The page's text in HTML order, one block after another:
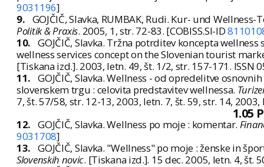
9031196]
9. GOJČIČ, Slavka, RUMBAK, Rudi. Kur- und
Politik & Praxis. 2005, 1, str. 72-83. [COBISS.SI-ID
10. GOJČIČ, Slavka. Tržna potrditev koncepta
wellness services concept on the Slovenian tourist
[Tiskana izd.]. 2003, letn. 49, št. 1/2, str. 157-171. ISSN
11. GOJČIČ, Slavka. Wellness - od opredelitve
slovenskem trgu : celovita predstavitev wellnessa.
7, št. 57/58, str. 12-13, 2003, letn. 7, št. 59, str. 14,
1.05
12. GOJČIČ, Slavka. Wellness po moje : komentar.
9031708]
13. GOJČIČ, Slavka. "Wellness" po moje : ženske in
Slovenskih novic. [Tiskana izd.]. 15 dec. 2005, letn. 4, št.